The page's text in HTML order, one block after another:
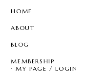
HOME
ABOUT
BLOG
MEMBERSHIP
MY PAGE / LOGIN